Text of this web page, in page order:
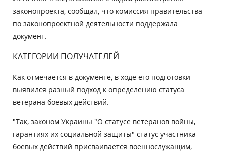
законопроекта, сообщал, что комиссия правительства
по законопроектной деятельности поддержала
документ.
КАТЕГОРИИ ПОЛУЧАТЕЛЕЙ
Как отмечается в документе, в ходе его подготовки
выявился разный подход к определению статуса
ветерана боевых действий.
"Так, законом Украины "О статусе ветеранов войны,
гарантиях их социальной защиты" статус участника
боевых действий присваивается военнослужащим,